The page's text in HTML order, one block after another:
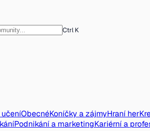
Ctrl K
ObecnéKoníčky a zájmyHraní her
Podnikání a marketingKariérní a